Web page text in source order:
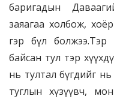
баригадын
заяагаа холбож,
гэр бүл
байсан тул тэр
нь тултал бүгдийг
туглын хүзүүвч,